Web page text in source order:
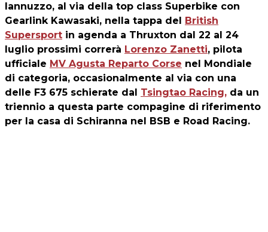
Iannuzzo, al via della top class Superbike con
Gearlink Kawasaki, nella tappa del British
Supersport in agenda a Thruxton dal 22 al 24
luglio prossimi correrà Lorenzo Zanetti, pilota
ufficiale MV Agusta Reparto Corse nel Mondiale
di categoria, occasionalmente al via con una
delle F3 675 schierate dal Tsingtao Racing, da un
triennio a questa parte compagine di riferimento
per la casa di Schiranna nel BSB e Road Racing.